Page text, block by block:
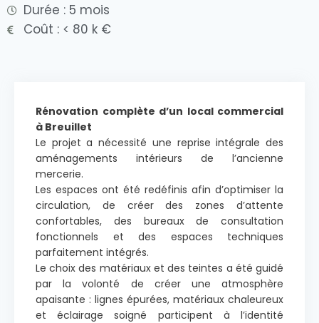
Durée : 5 mois
Coût : < 80 k €
Rénovation complète d’un local commercial
à Breuillet
Le projet a nécessité une reprise intégrale des
aménagements intérieurs de l’ancienne
mercerie.
Les espaces ont été redéfinis afin d’optimiser la
circulation, de créer des zones d’attente
confortables, des bureaux de consultation
fonctionnels et des espaces techniques
parfaitement intégrés.
Le choix des matériaux et des teintes a été guidé
par la volonté de créer une atmosphère
apaisante : lignes épurées, matériaux chaleureux
et éclairage soigné participent à l’identité